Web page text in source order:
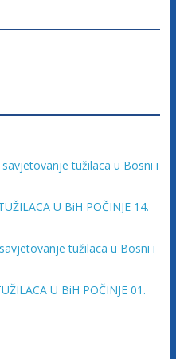
tužilaca u Bosni i
U BiH POČINJE 14.
tužilaca u Bosni i
U BiH POČINJE 01.